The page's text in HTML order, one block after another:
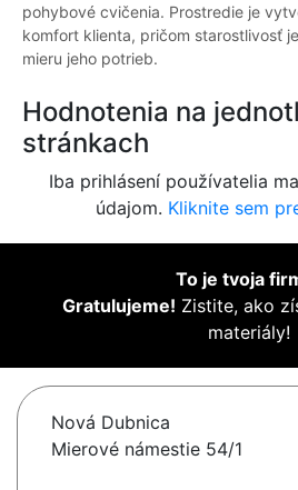
pohybové cvičenia. Prostredie je
komfort klienta, pričom starostlivosť
mieru jeho potrieb.
Hodnotenia na
stránkach
Iba prihlásení používatelia
údajom. Kliknite sem
To je tvoja
Gratulujeme! Zistite, ako
materiály!
Nová Dubnica
Mierové námestie 54/1